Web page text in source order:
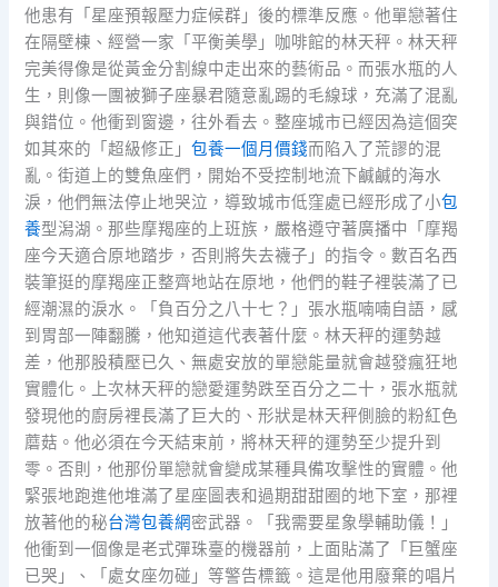
他患有「星座預報壓力症候群」後的標準反應。他單戀著住
在隔壁棟、經營一家「平衡美學」咖啡館的林天秤。林天秤
完美得像是從黃金分割線中走出來的藝術品。而張水瓶的人
生，則像一團被獅子座暴君隨意亂踢的毛線球，充滿了混亂
與錯位。他衝到窗邊，往外看去。整座城市已經因為這個突
如其來的「超級修正」包養一個月價錢而陷入了荒謬的混
亂。街道上的雙魚座們，開始不受控制地流下鹹鹹的海水
淚，他們無法停止地哭泣，導致城市低窪處已經形成了小包
養型潟湖。那些摩羯座的上班族，嚴格遵守著廣播中「摩羯
座今天適合原地踏步，否則將失去襪子」的指令。數百名西
裝筆挺的摩羯座正整齊地站在原地，他們的鞋子裡裝滿了已
經潮濕的淚水。「負百分之八十七？」張水瓶喃喃自語，感
到胃部一陣翻騰，他知道這代表著什麼。林天秤的運勢越
差，他那股積壓已久、無處安放的單戀能量就會越發瘋狂地
實體化。上次林天秤的戀愛運勢跌至百分之二十，張水瓶就
發現他的廚房裡長滿了巨大的、形狀是林天秤側臉的粉紅色
蘑菇。他必須在今天結束前，將林天秤的運勢至少提升到
零。否則，他那份單戀就會變成某種具備攻擊性的實體。他
緊張地跑進他堆滿了星座圖表和過期甜甜圈的地下室，那裡
放著他的秘台灣包養網密武器。「我需要星象學輔助儀！」
他衝到一個像是老式彈珠臺的機器前，上面貼滿了「巨蟹座
已哭」、「處女座勿碰」等警告標籤。這是他用廢棄的唱片